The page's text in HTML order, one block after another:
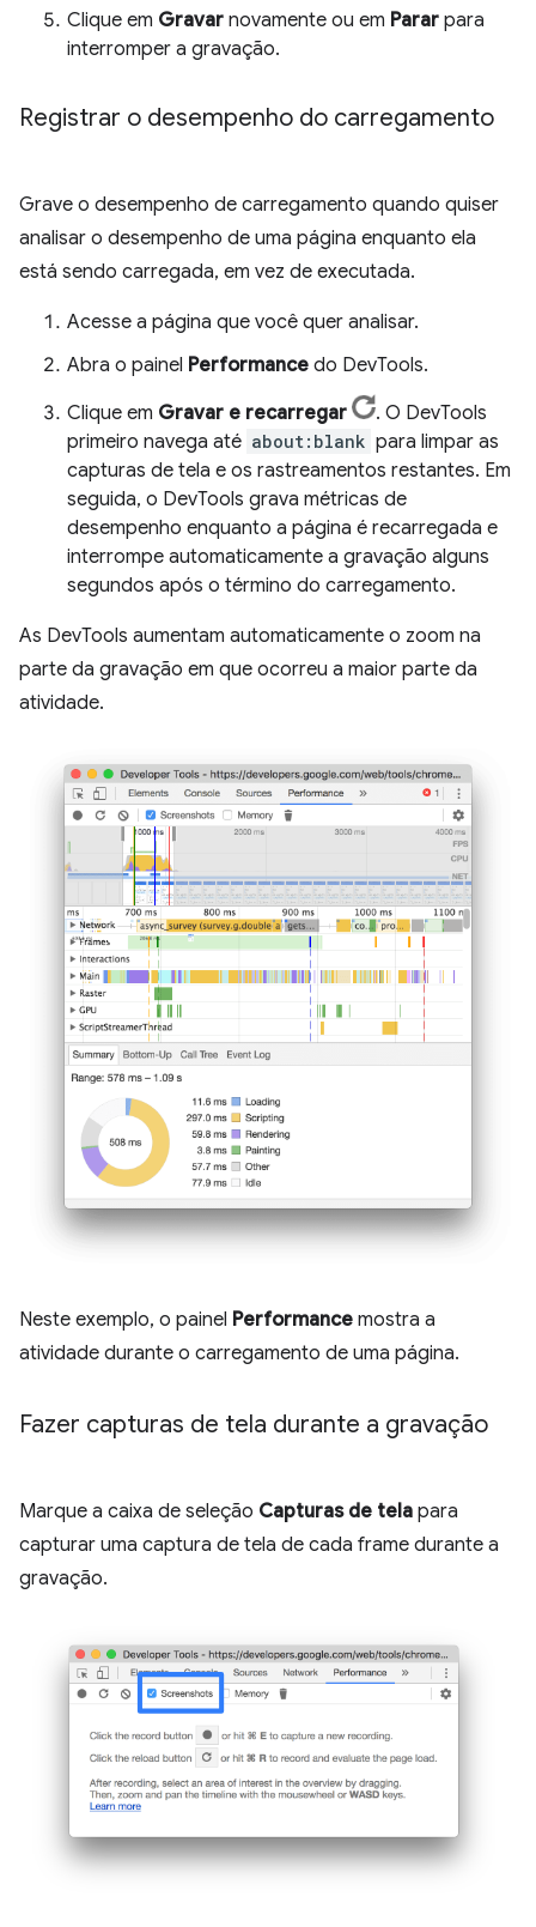
Clique em Gravar novamente ou em Parar para
interromper a gravação.
Registrar o desempenho do carregamento
Grave o desempenho de carregamento quando quiser
analisar o desempenho de uma página enquanto ela
está sendo carregada, em vez de executada.
Acesse a página que você quer analisar.
Abra o painel Performance do DevTools.
Clique em Gravar e recarregar
. O DevTools
primeiro navega até about:blank para limpar as
capturas de tela e os rastreamentos restantes. Em
seguida, o DevTools grava métricas de
desempenho enquanto a página é recarregada e
interrompe automaticamente a gravação alguns
segundos após o término do carregamento.
As DevTools aumentam automaticamente o zoom na
parte da gravação em que ocorreu a maior parte da
atividade.
Neste exemplo, o painel Performance mostra a
atividade durante o carregamento de uma página.
Fazer capturas de tela durante a gravação
Marque a caixa de seleção Capturas de tela para
capturar uma captura de tela de cada frame durante a
gravação.